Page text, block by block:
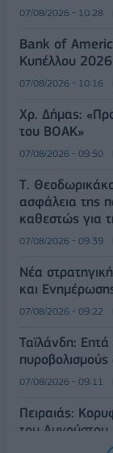
07/08/2026 - 10:28
Bank of
Κυπέλλου 2026
07/08/2026 - 10:16
Χρ. Δήμας:
του ΒΟΑΚ»
07/08/2026 - 09:50
Τ.
ασφάλεια της
καθεστώς για
07/08/2026 - 09:39
Νέα
και
07/08/2026 - 09:22
Ταϊλάνδη:
07/08/2026 - 09:11
Πειραιάς:
του Αυγούστου